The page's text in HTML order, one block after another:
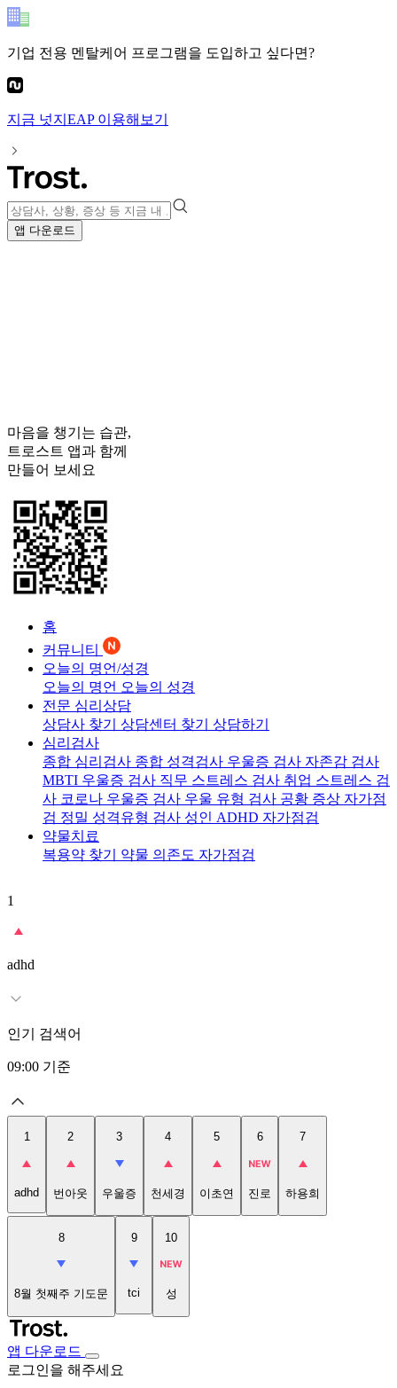
기업 전용 멘탈케어 프로그램을 도입하고 싶다면?
지금 넛지EAP이용해보기
앱 다운로드
마음을 챙기는 습관,
트로스트 앱과 함께
만들어 보세요
홈
커뮤니티
오늘의 명언/성경
오늘의 명언 오늘의 성경
전문 심리상담
상담사 찾기 상담센터 찾기 상담하기
심리검사
종합 심리검사 종합 성격검사 우울증 검사 자존감 검사
MBTI 우울증 검사 직무 스트레스 검사 취업 스트레스 검
사 코로나 우울증 검사 우울 유형 검사 공황 증상 자가점
검 정밀 성격유형 검사 성인 ADHD 자가점검
약물치료
복용약 찾기 약물 의존도 자가점검
1
adhd
인기 검색어
09:00 기준
1
adhd
2
번아웃
3
우울증
4
천세경
5
이초연
6
진로
7
하용희
8
8월 첫째주 기도문
9
tci
10
성
앱 다운로드
로그인을 해주세요